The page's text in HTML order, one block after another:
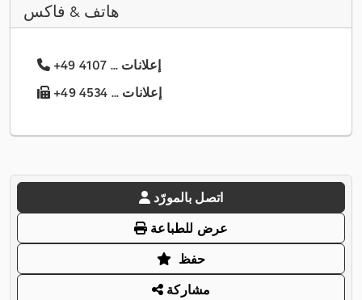
هاتف & فاكس
+49 4107 ... إعلانات
+49 4534 ... إعلانات
اتصل بالمورّد
عرض للطباعة
حفظ
مشاركة